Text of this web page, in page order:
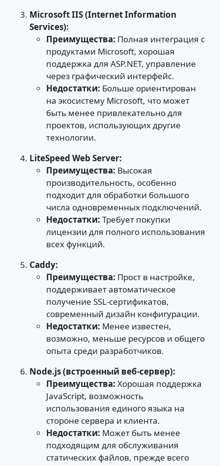
Microsoft IIS (Internet Information
Services):
Преимущества: Полная интеграция с
продуктами Microsoft, хорошая
поддержка для ASP.NET, управление
через графический интерфейс.
Недостатки: Больше ориентирован
на экосистему Microsoft, что может
быть менее привлекательно для
проектов, использующих другие
технологии.
LiteSpeed Web Server:
Преимущества: Высокая
производительность, особенно
подходит для обработки большого
числа одновременных подключений.
Недостатки: Требует покупки
лицензии для полного использования
всех функций.
Caddy:
Преимущества: Прост в настройке,
поддерживает автоматическое
получение SSL-сертификатов,
современный дизайн конфигурации.
Недостатки: Менее известен,
возможно, меньше ресурсов и общего
опыта среди разработчиков.
Node.js (встроенный веб-сервер):
Преимущества: Хорошая поддержка
JavaScript, возможность
использования единого языка на
стороне сервера и клиента.
Недостатки: Может быть менее
подходящим для обслуживания
статических файлов, прежде всего